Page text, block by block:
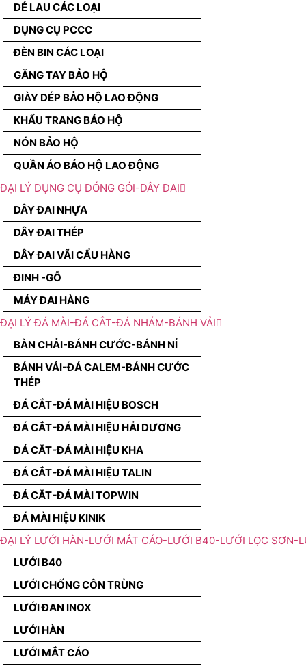
DẺ LAU CÁC LOẠI
DỤNG CỤ PCCC
ĐÈN BIN CÁC LOẠI
GĂNG TAY BẢO HỘ
GIÀY DÉP BẢO HỘ LAO ĐỘNG
KHẨU TRANG BẢO HỘ
NÓN BẢO HỘ
QUẦN ÁO BẢO HỘ LAO ĐỘNG
ĐẠI LÝ DỤNG CỤ ĐÓNG GÓI-DÂY ĐAI
DÂY ĐAI NHỰA
DÂY ĐAI THÉP
DÂY ĐAI VÃI CẨU HÀNG
ĐINH -GỖ
MÁY ĐAI HÀNG
ĐẠI LÝ ĐÁ MÀI-ĐÁ CẮT-ĐÁ NHÁM-BÁNH VẢI
BÀN CHẢI-BÁNH CƯỚC-BÁNH NỈ
BÁNH VẢI-ĐÁ CALEM-BÁNH CƯỚC
THÉP
ĐÁ CẮT-ĐÁ MÀI HIỆU BOSCH
ĐÁ CẮT-ĐÁ MÀI HIỆU HẢI DƯƠNG
ĐÁ CẮT-ĐÁ MÀI HIỆU KHA
ĐÁ CẮT-ĐÁ MÀI HIỆU TALIN
ĐÁ CẮT-ĐÁ MÀI TOPWIN
ĐÁ MÀI HIỆU KINIK
ĐẠI LÝ LƯỚI HÀN-LƯỚI MẮT CÁO-LƯỚI B40-LƯỚI LỌC SƠN-
LƯỚI B40
LƯỚI CHỐNG CÔN TRÙNG
LƯỚI ĐAN INOX
LƯỚI HÀN
LƯỚI MẮT CÁO